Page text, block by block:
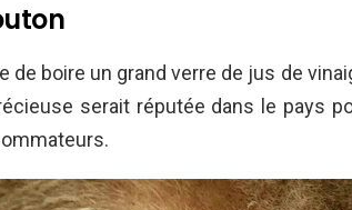
de boire un grand verre de jus de
serait réputée dans le pays